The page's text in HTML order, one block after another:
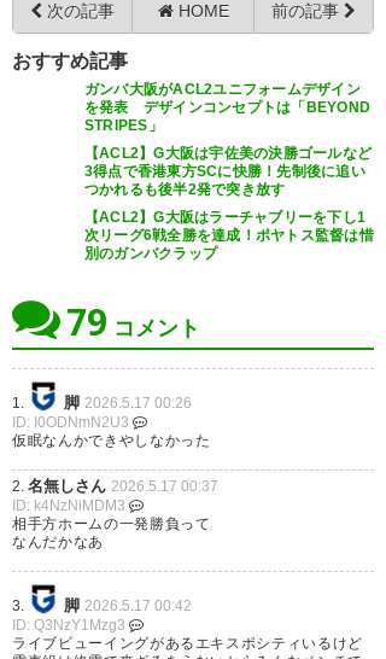
Mohamad AL-Rifai(@moalriifai)がシェアした投稿
2026/05/16(土) 19:08:44 ID:Vd9Kmp7I0
実際のところはロナウド出ない方が強いんじゃね
ナスルは1.3軍くらいでスタートしてビハインドな
ら主力投入、リードしたらそのまま行ってラスト5
331 U-名無しさん2026/05/16(土) 19:48:18 ID:0CFNzcFl0
そういやACL2は星がつけれるのかつけれないか議
論は結果出たん？
過酷なリーグやけど上カテゴリーがあるだけに。
337 U-名無しさん2026/05/16(土) 20:06:04 ID:+eBEWVbs0
>>331
中谷が10個目の星って言ってただろ
付けて良いよ
次の記事 HOME 前の記事
おすすめ記事
ガンバ大阪がACL2ユニフォームデザイン
を発表 デザインコンセプトは「BEYOND
STRIPES」
【ACL2】G大阪は宇佐美の決勝ゴールなど
3得点で香港東方SCに快勝！先制後に追い
つかれるも後半2発で突き放す
【ACL2】G大阪はラーチャブリーを下し1
次リーグ6戦全勝を達成！ポヤトス監督は惜
別のガンバクラップ
79 コメント
1. 脚 2026.5.17 00:26
ID: I0ODNmN2U3
仮眠なんかできやしなかった
2. 名無しさん 2026.5.17 00:37
ID: k4NzNiMDM3
相手方ホームの一発勝負って
なんだかなあ
3. 脚 2026.5.17 00:42
ID: Q3NzY1Mzg3
ライブビューイングがあるエキスポシティいるけど